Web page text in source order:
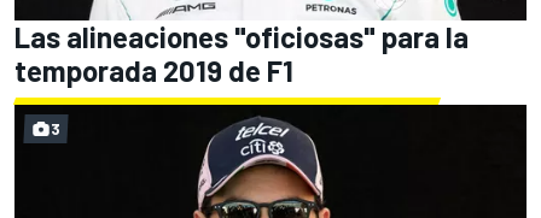
Las alineaciones "oficiosas" para la
temporada 2019 de F1
3